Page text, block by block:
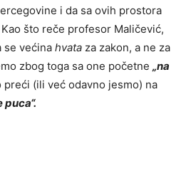
i da sa ovih prostora
što reče profesor Maličević,
se većina hvata za zakon, a ne za
zbog toga sa one početne „na
preći (ili već odavno jesmo) na